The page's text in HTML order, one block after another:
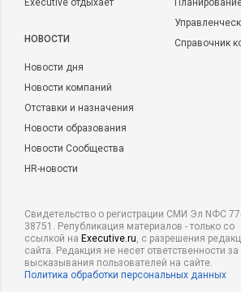
Executive отдыхает
НОВОСТИ
Новости дня
Новости компаний
Отставки и назначения
Новости образования
Новости Сообщества
HR-новости
Справочник
Свидетельство о регистрации СМИ Эл NФС
38751. Републикация материалов - только со
ссылкой на Executive.ru, с разрешения
сайта. Редакция не несет ответственности за
высказывания пользователей на сайте.
Политика обработки персональных данных